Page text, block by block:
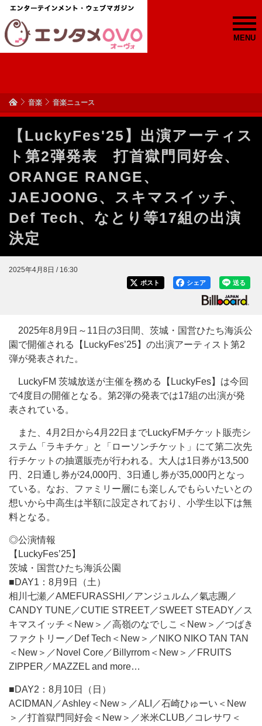
MENU
音楽 音楽ニュース
【LuckyFes'25】出演アーティス
ト第2弾発表 打首獄門同好会、
ORANGE RANGE、
JAEJOONG、スキマスイッチ、
Def Tech、なとり等17組の出演
決定
2025年4月8日 / 16:30
送る
シェア
ポスト
2025年8月9日～11日の3日間、茨城・国営ひたち海浜公
園で開催される【LuckyFes’25】の出演アーティスト第2
弾が発表された。
LuckyFM 茨城放送が主催を務める【LuckyFes】は今回
で4度目の開催となる。第2弾の発表では17組の出演が発
表されている。
また、4月2日から4月22日までLuckyFMチケット販売シ
ステム「ラキチケ」と「ローソンチケット」にて第二次先
行チケットの抽選販売が行われる。大人は1日券が13,500
円、2日通し券が24,000円、3日通し券が35,000円となっ
ている。なお、ファミリー層にも楽しんでもらいたいとの
想いから中高生は半額に設定されており、小学生以下は無
料となる。
◎公演情報
【LuckyFes’25】
茨城・国営ひたち海浜公園
■DAY1：8月9日（土）
相川七瀬／AMEFURASSHI／アンジュルム／氣志團／
CANDY TUNE／CUTIE STREET／SWEET STEADY／ス
キマスイッチ＜New＞／高嶺のなでしこ＜New＞／つばき
ファクトリー／Def Tech＜New＞／NIKO NIKO TAN TAN
＜New＞／Novel Core／Billyrrom＜New＞／FRUITS
ZIPPER／MAZZEL and more…
■DAY2：8月10日（日）
ACIDMAN／Ashley＜New＞／ALI／石崎ひゅーい＜New
＞／打首獄門同好会＜New＞／米米CLUB／コレサワ＜